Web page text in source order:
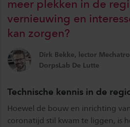
meer plekken in de
vernieuwing en
kan zorgen?
Dirk Bekke, lector
DorpsLab De Lutte
Technische kennis in de
Hoewel de bouw en inrichting
coronatijd stil kwam te liggen, is